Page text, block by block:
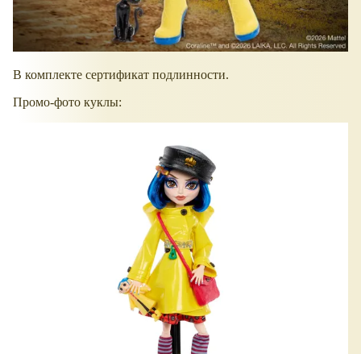
В комплекте сертификат подлинности.
Промо-фото куклы: